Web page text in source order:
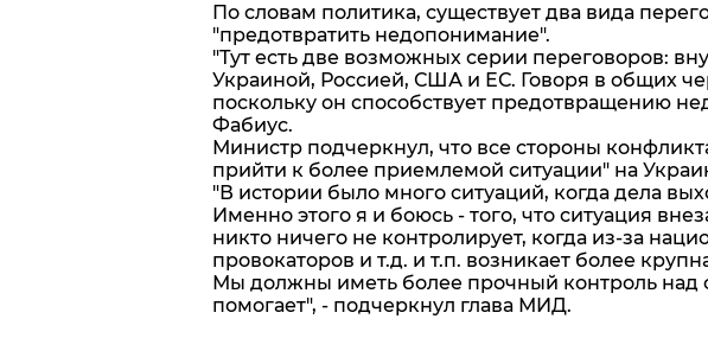
По словам политика, существует два вида
"предотвратить недопонимание".
"Тут есть две возможных серии переговоров:
Украиной, Россией, США и ЕС. Говоря в общих
поскольку он способствует предотвращению
Фабиус.
Министр подчеркнул, что все стороны
прийти к более приемлемой ситуации" на
"В истории было много ситуаций, когда дела
Именно этого я и боюсь - того, что ситуация
никто ничего не контролирует, когда из-за
провокаторов и т.д. и т.п. возникает более
Мы должны иметь более прочный контроль над
помогает", - подчеркнул глава МИД.